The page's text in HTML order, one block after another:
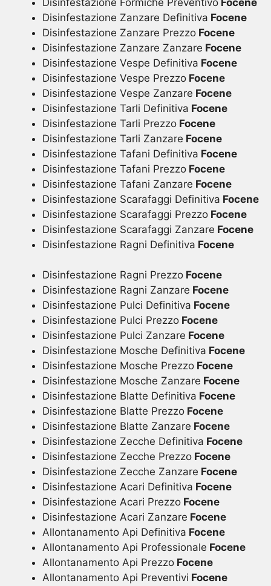
Disinfestazione Zanzare Definitiva Focene
Disinfestazione Zanzare Prezzo Focene
Disinfestazione Zanzare Zanzare Focene
Disinfestazione Vespe Definitiva Focene
Disinfestazione Vespe Prezzo Focene
Disinfestazione Vespe Zanzare Focene
Disinfestazione Tarli Definitiva Focene
Disinfestazione Tarli Prezzo Focene
Disinfestazione Tarli Zanzare Focene
Disinfestazione Tafani Definitiva Focene
Disinfestazione Tafani Prezzo Focene
Disinfestazione Tafani Zanzare Focene
Disinfestazione Scarafaggi Definitiva Focene
Disinfestazione Scarafaggi Prezzo Focene
Disinfestazione Scarafaggi Zanzare Focene
Disinfestazione Ragni Definitiva Focene
Disinfestazione Ragni Prezzo Focene
Disinfestazione Ragni Zanzare Focene
Disinfestazione Pulci Definitiva Focene
Disinfestazione Pulci Prezzo Focene
Disinfestazione Pulci Zanzare Focene
Disinfestazione Mosche Definitiva Focene
Disinfestazione Mosche Prezzo Focene
Disinfestazione Mosche Zanzare Focene
Disinfestazione Blatte Definitiva Focene
Disinfestazione Blatte Prezzo Focene
Disinfestazione Blatte Zanzare Focene
Disinfestazione Zecche Definitiva Focene
Disinfestazione Zecche Prezzo Focene
Disinfestazione Zecche Zanzare Focene
Disinfestazione Acari Definitiva Focene
Disinfestazione Acari Prezzo Focene
Disinfestazione Acari Zanzare Focene
Allontanamento Api Definitiva Focene
Allontanamento Api Professionale Focene
Allontanamento Api Prezzo Focene
Allontanamento Api Preventivi Focene